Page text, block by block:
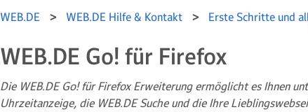
WEB.DE WEB.DE Hilfe & Kontakt Erste Schritte und
WEB.DE Go! für Firefox
Die WEB.DE Go! für Firefox Erweiterung ermöglicht es Ihnen
Uhrzeitanzeige, die WEB.DE Suche und die Ihre